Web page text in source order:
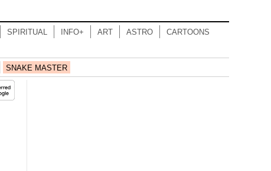
SPIRITUAL INFO+ ART ASTRO CARTOONS
SNAKE MASTER